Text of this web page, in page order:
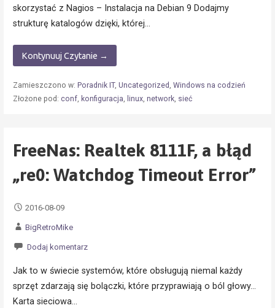
skorzystać z Nagios – Instalacja na Debian 9 Dodajmy
strukturę katalogów dzięki, której…
Kontynuuj Czytanie →
Zamieszczono w: Poradnik IT, Uncategorized Windows na codzień
Złożone pod: conf, konfiguracja linux, network, sieć
FreeNas: Realtek 8111F, a błąd
„re0: Watchdog Timeout Error”
2016-08-09
BigRetroMike
Dodaj komentarz
Jak to w świecie systemów, które obsługują niemal każdy
sprzęt zdarzają się bolączki, które przyprawiają o ból głowy…
Karta sieciowa…